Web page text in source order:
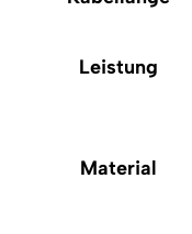
Leistung
Material